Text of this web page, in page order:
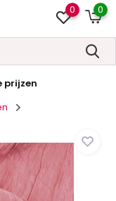
0 0
prijzen